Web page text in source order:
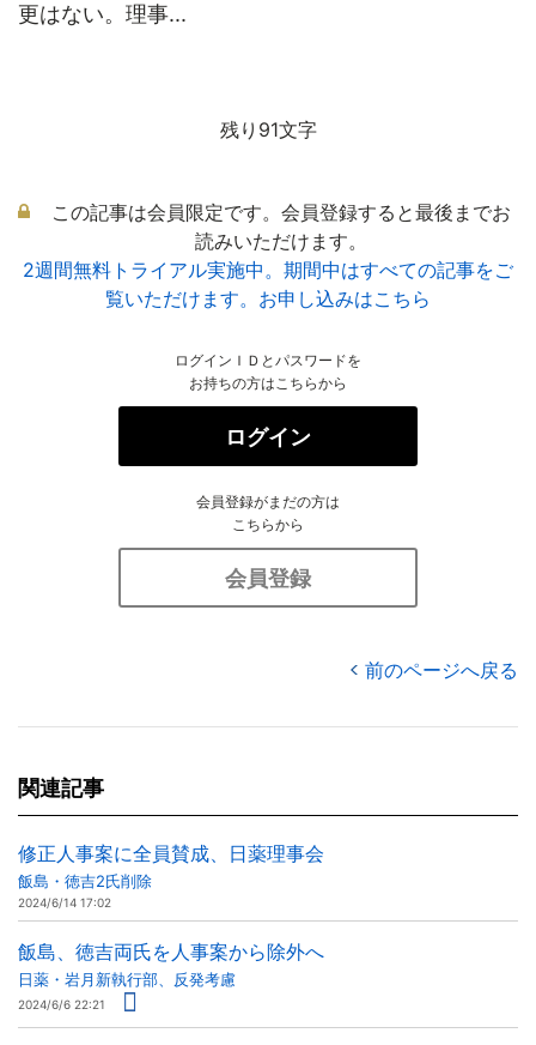
更はない。理事...
残り91文字
この記事は会員限定です。会員登録すると最後までお
読みいただけます。
2週間無料トライアル実施中。期間中はすべての記事をご
覧いただけます。お申し込みはこちら
ログインＩＤとパスワードを
お持ちの方はこちらから
ログイン
会員登録がまだの方は
こちらから
会員登録
前のページへ戻る
関連記事
修正人事案に全員賛成、日薬理事会
飯島・徳吉2氏削除
2024/6/14 17:02
飯島、徳吉両氏を人事案から除外へ
日薬・岩月新執行部、反発考慮
2024/6/6 22:21